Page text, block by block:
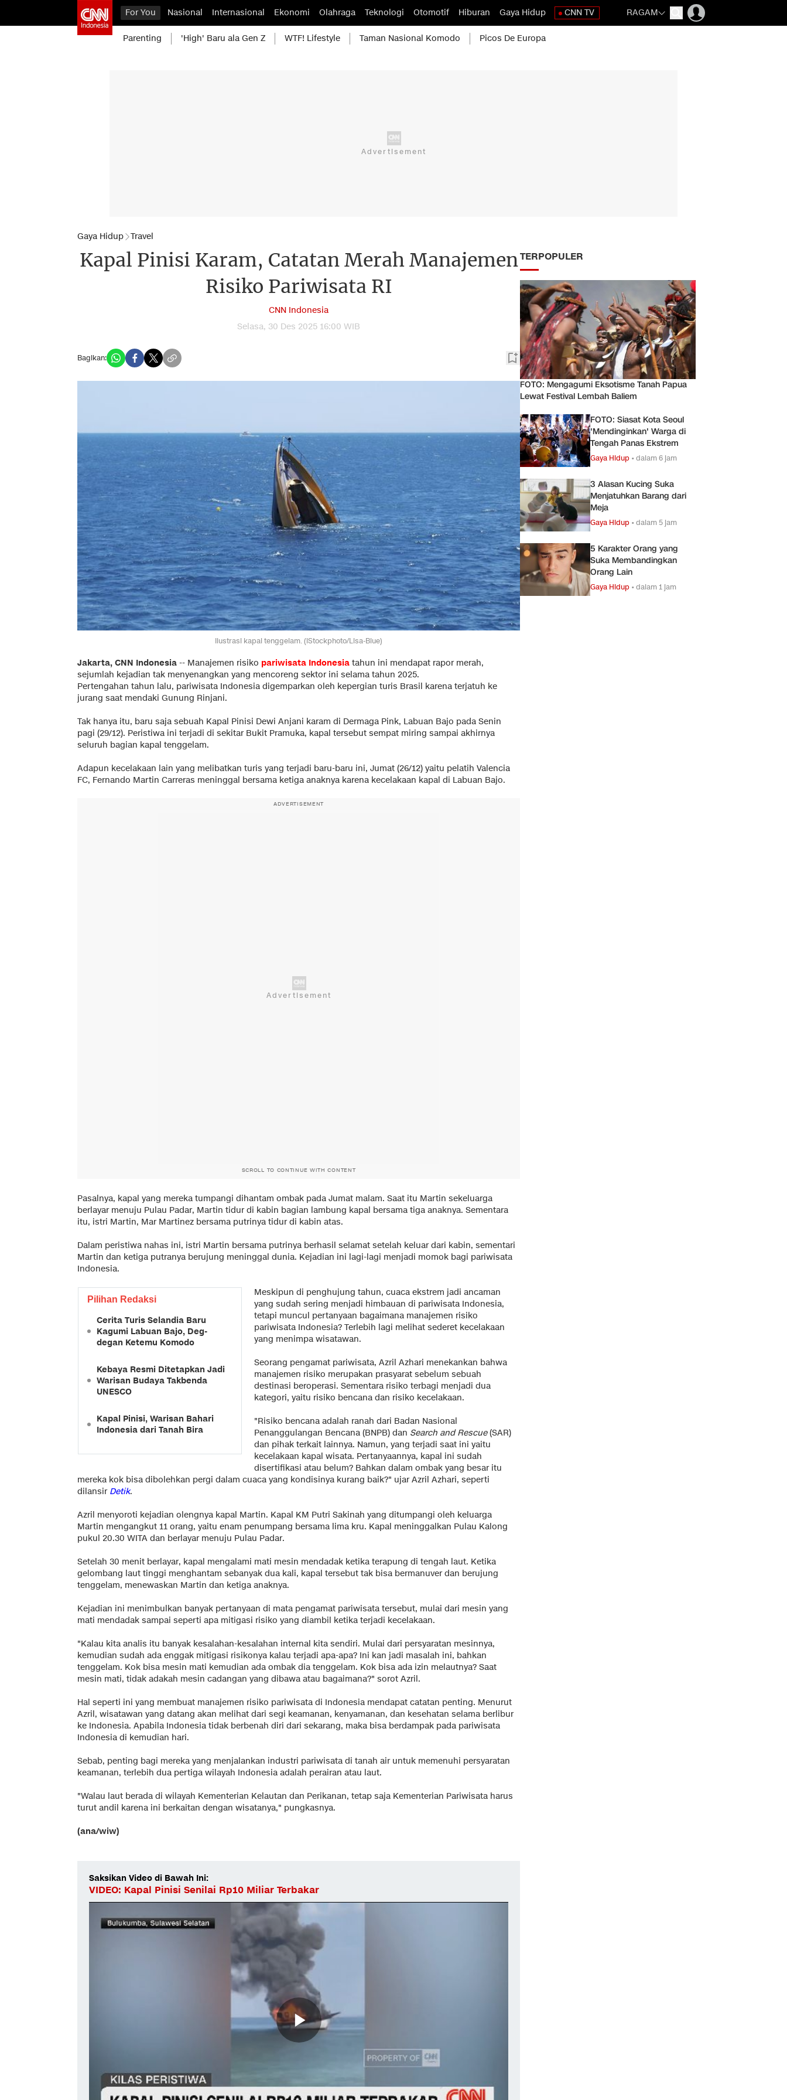
For You Nasional Internasional Ekonomi Olahraga Teknologi Otomotif Hiburan Gaya Hidup CNN TV RAGAM
Parenting 'High' Baru ala Gen Z WTF! Lifestyle Taman Nasional Komodo Picos De Europa
Gaya Hidup Travel
Kapal Pinisi Karam, Catatan Merah Manajemen
Risiko Pariwisata RI
CNN Indonesia
Selasa, 30 Des 2025 16:00 WIB
Bagikan:
Ilustrasi kapal tenggelam. (iStockphoto/Lisa-Blue)
Jakarta, CNN Indonesia -- Manajemen risiko pariwisata Indonesia tahun ini mendapat rapor merah,
sejumlah kejadian tak menyenangkan yang mencoreng sektor ini selama tahun 2025.
Pertengahan tahun lalu, pariwisata Indonesia digemparkan oleh kepergian turis Brasil karena terjatuh ke
jurang saat mendaki Gunung Rinjani.
Tak hanya itu, baru saja sebuah Kapal Pinisi Dewi Anjani karam di Dermaga Pink, Labuan Bajo pada Senin
pagi (29/12). Peristiwa ini terjadi di sekitar Bukit Pramuka, kapal tersebut sempat miring sampai akhirnya
seluruh bagian kapal tenggelam.
Adapun kecelakaan lain yang melibatkan turis yang terjadi baru-baru ini, Jumat (26/12) yaitu pelatih Valencia
FC, Fernando Martin Carreras meninggal bersama ketiga anaknya karena kecelakaan kapal di Labuan Bajo.
ADVERTISEMENT
SCROLL TO CONTINUE WITH CONTENT
Pasalnya, kapal yang mereka tumpangi dihantam ombak pada Jumat malam. Saat itu Martin sekeluarga
berlayar menuju Pulau Padar, Martin tidur di kabin bagian lambung kapal bersama tiga anaknya. Sementara
itu, istri Martin, Mar Martinez bersama putrinya tidur di kabin atas.
Dalam peristiwa nahas ini, istri Martin bersama putrinya berhasil selamat setelah keluar dari kabin, sementari
Martin dan ketiga putranya berujung meninggal dunia. Kejadian ini lagi-lagi menjadi momok bagi pariwisata
Indonesia.
Pilihan Redaksi
Cerita Turis Selandia Baru
Kagumi Labuan Bajo, Deg-
degan Ketemu Komodo
Kebaya Resmi Ditetapkan Jadi
Warisan Budaya Takbenda
UNESCO
Kapal Pinisi, Warisan Bahari
Indonesia dari Tanah Bira
Meskipun di penghujung tahun, cuaca ekstrem jadi ancaman
yang sudah sering menjadi himbauan di pariwisata Indonesia,
tetapi muncul pertanyaan bagaimana manajemen risiko
pariwisata Indonesia? Terlebih lagi melihat sederet kecelakaan
yang menimpa wisatawan.
Seorang pengamat pariwisata, Azril Azhari menekankan bahwa
manajemen risiko merupakan prasyarat sebelum sebuah
destinasi beroperasi. Sementara risiko terbagi menjadi dua
kategori, yaitu risiko bencana dan risiko kecelakaan.
"Risiko bencana adalah ranah dari Badan Nasional
Penanggulangan Bencana (BNPB) dan Search and Rescue(SAR)
dan pihak terkait lainnya. Namun, yang terjadi saat ini yaitu
kecelakaan kapal wisata. Pertanyaannya, kapal ini sudah
disertifikasi atau belum? Bahkan dalam ombak yang besar itu
mereka kok bisa dibolehkan pergi dalam cuaca yang kondisinya kurang baik?" ujar Azril Azhari, seperti
dilansir Detik.
Azril menyoroti kejadian olengnya kapal Martin. Kapal KM Putri Sakinah yang ditumpangi oleh keluarga
Martin mengangkut 11 orang, yaitu enam penumpang bersama lima kru. Kapal meninggalkan Pulau Kalong
pukul 20.30 WITA dan berlayar menuju Pulau Padar.
Setelah 30 menit berlayar, kapal mengalami mati mesin mendadak ketika terapung di tengah laut. Ketika
gelombang laut tinggi menghantam sebanyak dua kali, kapal tersebut tak bisa bermanuver dan berujung
tenggelam, menewaskan Martin dan ketiga anaknya.
Kejadian ini menimbulkan banyak pertanyaan di mata pengamat pariwisata tersebut, mulai dari mesin yang
mati mendadak sampai seperti apa mitigasi risiko yang diambil ketika terjadi kecelakaan.
"Kalau kita analis itu banyak kesalahan-kesalahan internal kita sendiri. Mulai dari persyaratan mesinnya,
kemudian sudah ada enggak mitigasi risikonya kalau terjadi apa-apa? Ini kan jadi masalah ini, bahkan
tenggelam. Kok bisa mesin mati kemudian ada ombak dia tenggelam. Kok bisa ada izin melautnya? Saat
mesin mati, tidak adakah mesin cadangan yang dibawa atau bagaimana?" sorot Azril.
Hal seperti ini yang membuat manajemen risiko pariwisata di Indonesia mendapat catatan penting. Menurut
Azril, wisatawan yang datang akan melihat dari segi keamanan, kenyamanan, dan kesehatan selama berlibur
ke Indonesia. Apabila Indonesia tidak berbenah diri dari sekarang, maka bisa berdampak pada pariwisata
Indonesia di kemudian hari.
Sebab, penting bagi mereka yang menjalankan industri pariwisata di tanah air untuk memenuhi persyaratan
keamanan, terlebih dua pertiga wilayah Indonesia adalah perairan atau laut.
"Walau laut berada di wilayah Kementerian Kelautan dan Perikanan, tetap saja Kementerian Pariwisata harus
turut andil karena ini berkaitan dengan wisatanya," pungkasnya.
(ana/wiw)
Saksikan Video di Bawah Ini:
VIDEO: Kapal Pinisi Senilai Rp10 Miliar Terbakar
TERPOPULER
FOTO: Mengagumi Eksotisme Tanah Papua
Lewat Festival Lembah Baliem
FOTO: Siasat Kota Seoul
'Mendinginkan' Warga di
Tengah Panas Ekstrem
Gaya Hidup •dalam 6 jam
3 Alasan Kucing Suka
Menjatuhkan Barang dari
Meja
Gaya Hidup •dalam 5 jam
5 Karakter Orang yang
Suka Membandingkan
Orang Lain
Gaya Hidup •dalam 1 jam